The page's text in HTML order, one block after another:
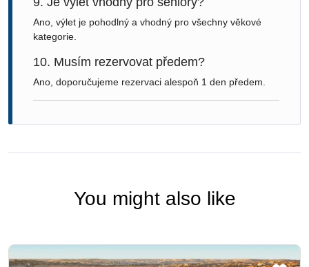
Ano, výlet je pohodlný a vhodný pro všechny věkové
kategorie.
10. Musím rezervovat předem?
Ano, doporučujeme rezervaci alespoň 1 den předem.
You might also like